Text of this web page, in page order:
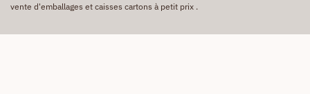
vente d'emballages et caisses cartons à petit prix .